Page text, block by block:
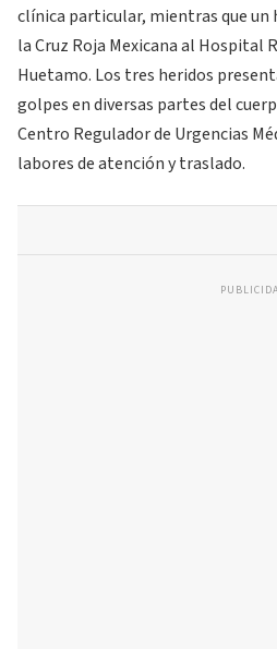
clínica particular, mientras que
la Cruz Roja Mexicana al Hospital
Huetamo. Los tres heridos
golpes en diversas partes del
Centro Regulador de Urgencias
labores de atención y traslado.